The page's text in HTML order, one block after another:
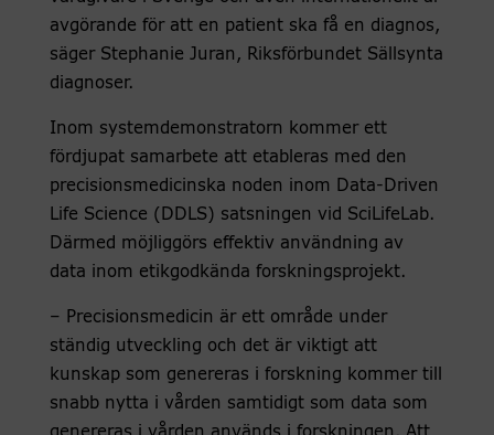
avgörande för att en patient ska få en diagnos,
säger Stephanie Juran, Riksförbundet Sällsynta
diagnoser.
Inom systemdemonstratorn kommer ett
fördjupat samarbete att etableras med den
precisionsmedicinska noden inom Data-Driven
Life Science (DDLS) satsningen vid SciLifeLab.
Därmed möjliggörs effektiv användning av
data inom etikgodkända forskningsprojekt.
– Precisionsmedicin är ett område under
ständig utveckling och det är viktigt att
kunskap som genereras i forskning kommer till
snabb nytta i vården samtidigt som data som